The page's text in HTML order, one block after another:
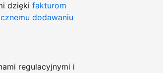
dzięki fakturom
dodawaniu
regulacyjnymi i